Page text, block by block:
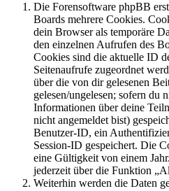
Die Forensoftware phpBB
Boards mehrere Cookies.
dein Browser als temporäre
den einzelnen Aufrufen des
Cookies sind die aktuelle ID
Seitenaufrufe zugeordnet
über die von dir gelesenen
gelesen/ungelesen; sofern du
Informationen über deine
nicht angemeldet bist)
Benutzer-ID, ein
Session-ID gespeichert. Die
eine Gültigkeit von einem
jederzeit über die Funktion
Weiterhin werden die Daten